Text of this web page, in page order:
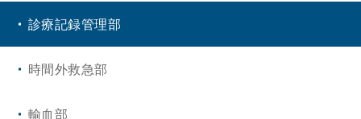
診療記録管理部
時間外救急部
輸血部